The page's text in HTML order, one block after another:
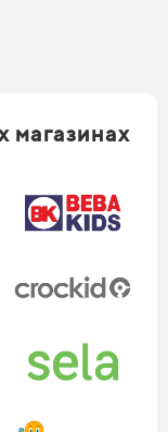
магазинах